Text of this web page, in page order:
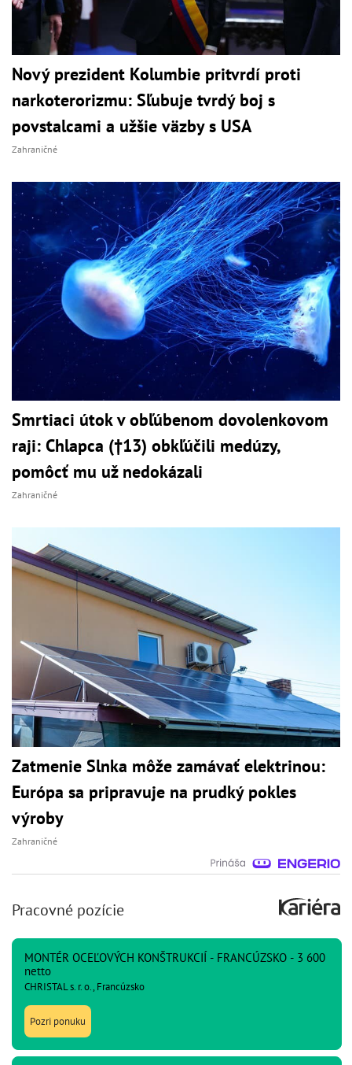
Nový prezident Kolumbie pritvrdí proti
narkoterorizmu: Sľubuje tvrdý boj s
povstalcami a užšie väzby s USA
Zahraničné
Smrtiaci útok v obľúbenom dovolenkovom
raji: Chlapca (†13) obkľúčili medúzy,
pomôcť mu už nedokázali
Zahraničné
Zatmenie Slnka môže zamávať elektrinou:
Európa sa pripravuje na prudký pokles
výroby
Zahraničné
Pracovné pozície
MONTÉR OCEĽOVÝCH KONŠTRUKCIÍ - FRANCÚZSKO - 3 600
netto
CHRISTAL s. r. o., Francúzsko
Pozri ponuku